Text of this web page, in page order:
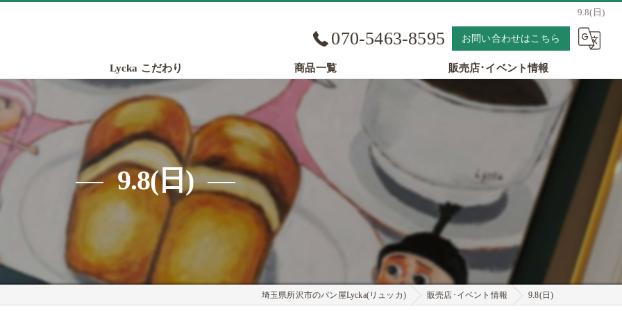
9.8(日)
070-5463-8595 お問い合わせはこちら
Lycka こだわり 商品一覧 販売店･イベント情報
9.8(日)
埼玉県所沢市のパン屋Lycka(リュッカ) 販売店･イベント情報 9.8(日)